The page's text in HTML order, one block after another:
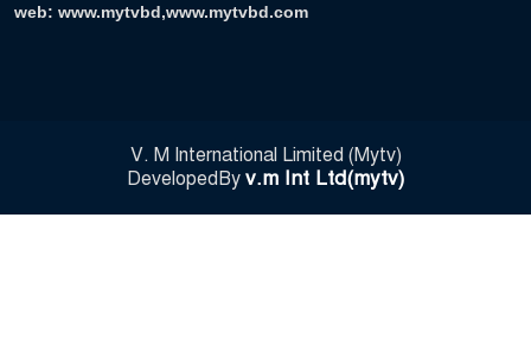
web: www.mytvbd,www.mytvbd.com
V. M International Limited (Mytv)
DevelopedBy v.m Int Ltd(mytv)